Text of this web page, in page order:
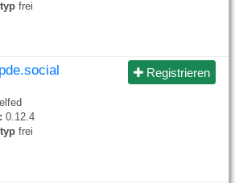
frei
Registrieren
0.12.4
frei